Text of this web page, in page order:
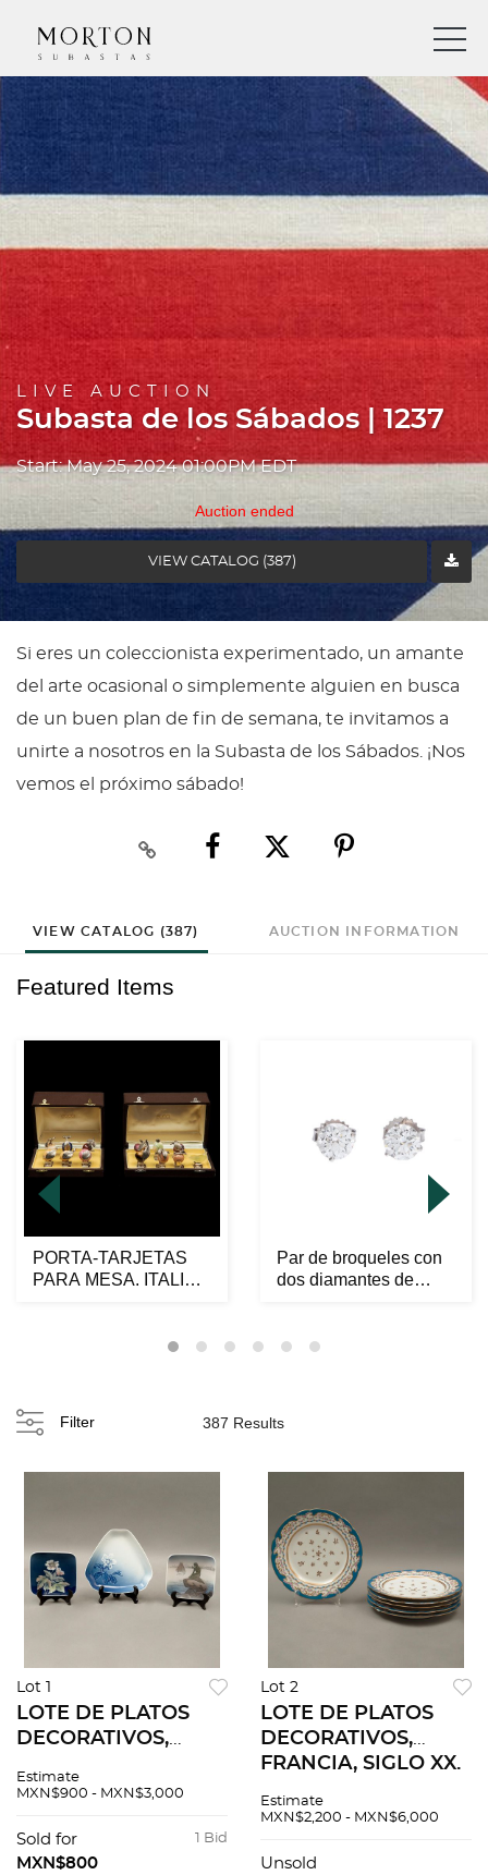
LIVE AUCTION
Subasta de los Sábados | 1237
Start: May 25, 2024 01:00PM EDT
Auction ended
VIEW CATALOG (387)
Si eres un coleccionista experimentado, un amante
del arte ocasional o simplemente alguien en busca
de un buen plan de fin de semana, te invitamos a
unirte a nosotros en la Subasta de los Sábados. ¡Nos
vemos el próximo sábado!
VIEW CATALOG (387) AUCTION INFORMATION
Featured Items
PORTA-TARJETAS
PARA MESA. ITALIA,
Par de broqueles con
dos diamantes de
Filter 387 Results
Lot 1
LOTE DE PLATOS
DECORATIVOS,
XX. Elaborados en
policromada.
Sellados Royal
Estimate
MXN$900 - MXN$3,000
1 Bid
Sold for
MXN$800
Lot 2
LOTE DE PLATOS
DECORATIVOS,
FRANCIA, SIGLO XX.
porcelana
Sellados casi
Estimate
MXN$2,200 - MXN$6,000
Unsold